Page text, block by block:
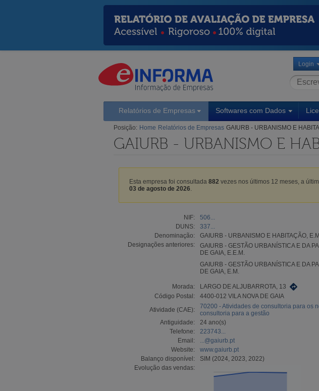
Login
Relatórios de Empresas Softwares com Dados
Posição: Home Relatórios de Empresas GAIURB - URBANISMO E
GAIURB - URBANISMO E
Esta empresa foi consultada 882 vezes nos últimos 12 meses, a
03 de agosto de 2026
NIF:
506...
DUNS:
337...
Denominação:
GAIURB - URBANISMO E HABITAÇÃO, E.M.
Designações anteriores:
GAIURB - GESTÃO URBANÍSTICA E DA
DE GAIA, E.E.M.
GAIURB - GESTÃO URBANÍSTICA E DA
DE GAIA, E.M.
Morada:
LARGO DE ALJUBARROTA, 13
Código Postal:
4400-012 VILA NOVA DE GAIA
Atividade (CAE):
70200 - Atividades de consultoria para os
consultoria para a gestão
Antiguidade:
24 ano(s)
Telefone:
223743...
Email:
...@gaiurb.pt
Website:
www.gaiurb.pt
Balanço disponível:
SIM (2024, 2023, 2022)
Evolução das vendas: